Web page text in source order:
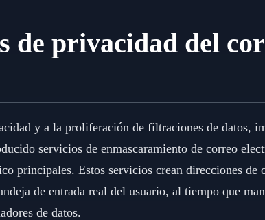
de privacidad del
y a la proliferación de filtraciones de datos,
servicios de enmascaramiento de correo
principales. Estos servicios crean direcciones de
de entrada real del usuario, al tiempo que
de datos.